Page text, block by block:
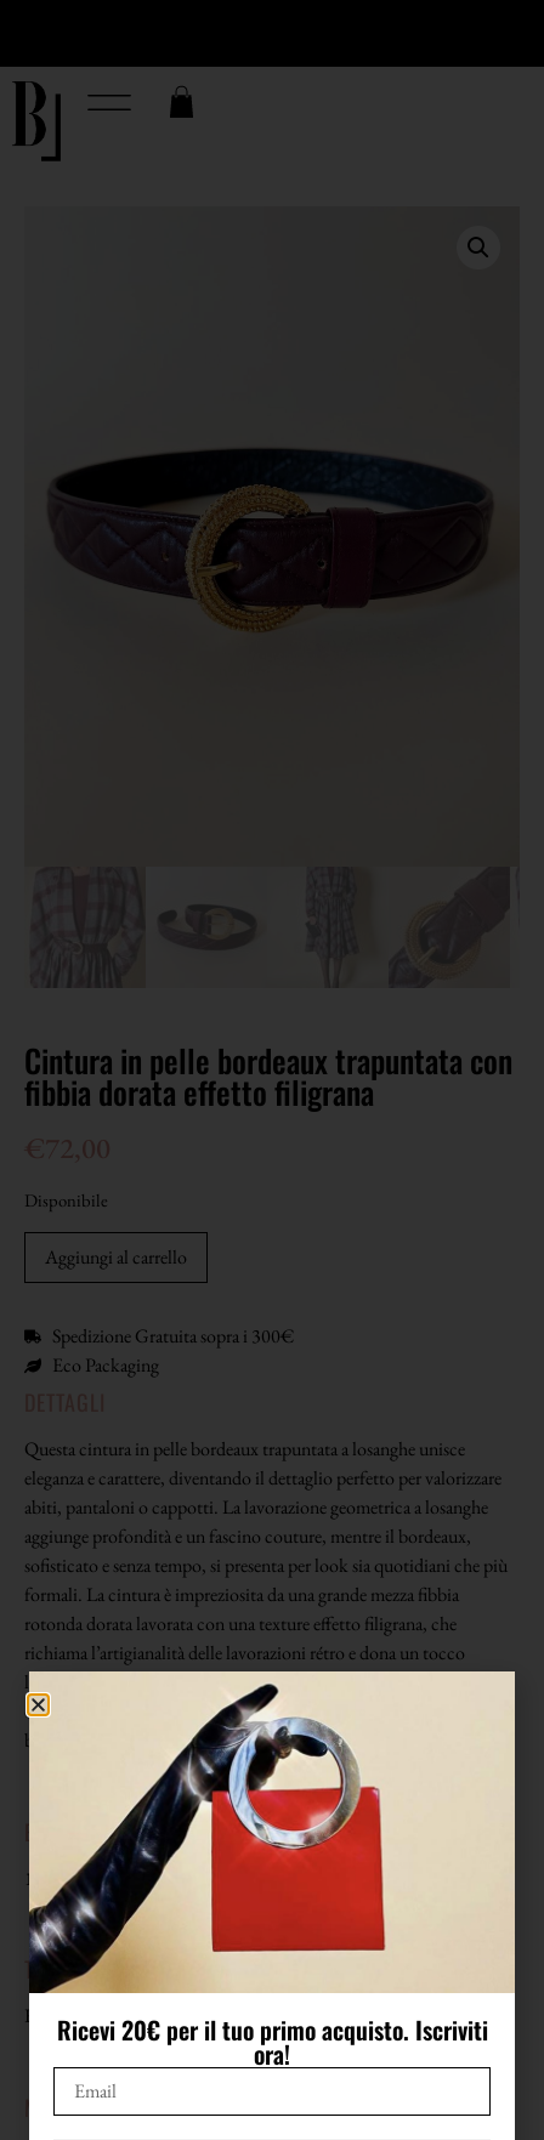
Cintura in pelle bordeaux trapuntata con
fibbia dorata effetto filigrana
Disponibile
Aggiungi al carrello
Spedizione Gratuita sopra i 300€
Eco Packaging
Questa cintura in pelle bordeaux trapuntata a losanghe unisce
eleganza e carattere, diventando il dettaglio perfetto per valorizzare
abiti, pantaloni o cappotti. La lavorazione geometrica a losanghe
aggiunge profondità e un fascino couture, mentre il bordeaux,
sofisticato e senza tempo, si presenta per look sia quotidiani che più
formali. La cintura è impreziosita da una grande mezza fibbia
rotonda dorata lavorata con una texture effetto filigrana, che
richiama l’artigianalità delle lavorazioni rétro e dona un tocco
luminoso e ricercato. L’interno presenta una fodera goffrata nera a
contrasto. Elegante, sofisticata e versatile, questa cintura in pelle
bordeaux aggiunge una nota di stile distintiva e femminile.
1980
TAGLIA
Riporta taglia 44
MISURE
Ricevi 20€ per il tuo primo acquisto. Iscriviti
ora!